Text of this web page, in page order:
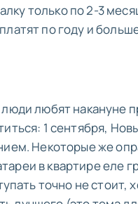
только по 2-3
по году и
любят накануне
1 сентября,
Некоторые же
в квартире еле
точно не стоит,